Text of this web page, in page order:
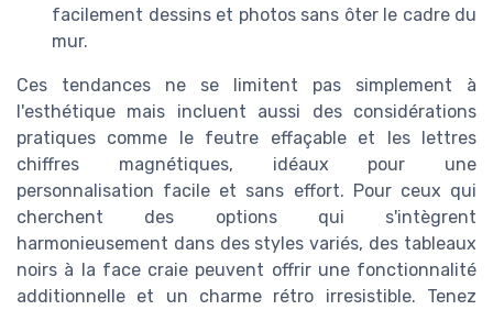
facilement dessins et photos sans ôter le cadre du
mur.
Ces tendances ne se limitent pas simplement à
l'esthétique mais incluent aussi des considérations
pratiques comme le feutre effaçable et les lettres
chiffres magnétiques, idéaux pour une
personnalisation facile et sans effort. Pour ceux qui
cherchent des options qui s'intègrent
harmonieusement dans des styles variés, des tableaux
noirs à la face craie peuvent offrir une fonctionnalité
additionnelle et un charme rétro irresistible. Tenez